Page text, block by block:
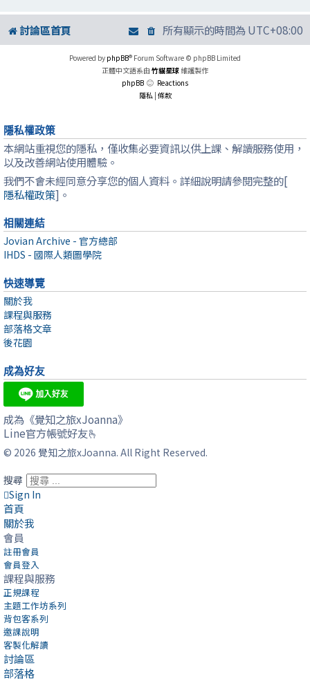
討論區首頁 所有顯示的時間為UTC+08:00
Powered by phpBB® Forum Software © phpBB Limited
正體中文語系由 竹貓星球 維護製作
phpBB
Reactions
隱私 | 條款
隱私權政策
本網站重視您的隱私，僅收集必要資訊以供上課、解讀服務使用，
以及改善網站使用體驗。
我們不會未經同意分享您的個人資料。詳細說明請參閱完整的[
隱私權政策]。
相關連結
Jovian Archive - 官方總部
IHDS - 國際人類圖學院
快速導覽
關於我
課程與服務
部落格文章
後花園
成為好友
成為《覺知之旅xJoanna》
Line官方帳號好友🫰
© 2026 覺知之旅xJoanna. All Right Reserved.
搜尋
Sign In
首頁
關於我
會員
註冊會員
會員登入
課程與服務
正規課程
主題工作坊系列
背包客系列
邀課說明
客製化解讀
討論區
部落格